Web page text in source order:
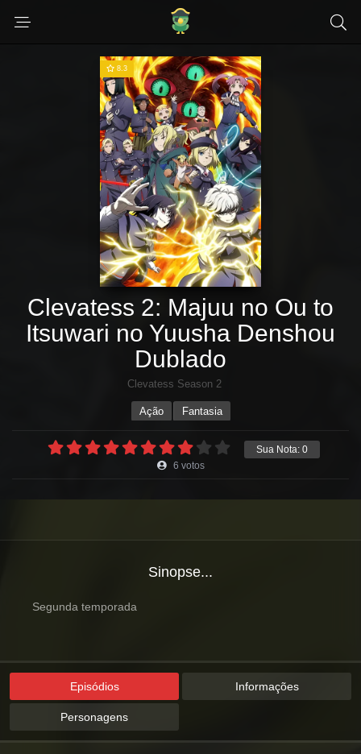
8.3
Clevatess 2: Majuu no Ou to
Itsuwari no Yuusha Denshou
Dublado
Clevatess Season 2
Ação Fantasia
Sua Nota: 0
6 votos
Sinopse...
Segunda temporada
Episódios Informações
Personagens